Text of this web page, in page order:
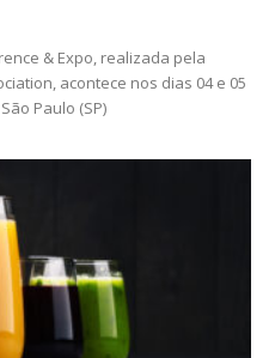
& Expo, realizada pela
acontece nos dias 04 e 05
Paulo (SP)